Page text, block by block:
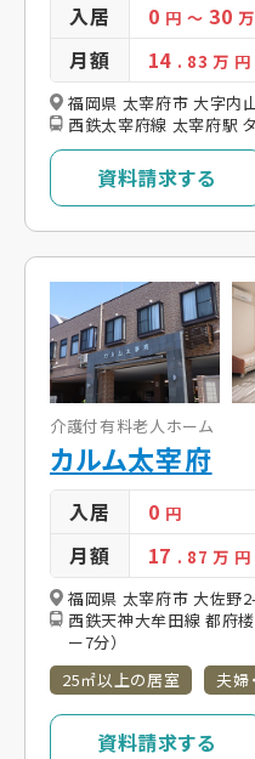
入居 0 円 ～ 30
月額 14 . 83万 円
福岡県 太宰府市 大字内
西鉄太宰府線 太宰府駅
資料請求する
介護付有料老人ホーム
カルム太宰府
入居 0 円
月額 17 . 87万 円
福岡県 太宰府市 大佐野
西鉄天神大牟田線 都府楼
ー7分）
25㎡以上の居室
夫婦
資料請求する